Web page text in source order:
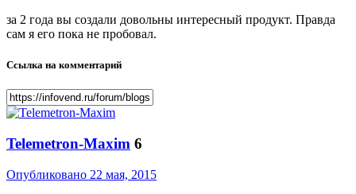
за 2 года вы создали довольны интересный продукт. Правда
сам я его пока не пробовал.
Ссылка на комментарий
Telemetron-Maxim 6
Опубликовано 22 мая, 2015